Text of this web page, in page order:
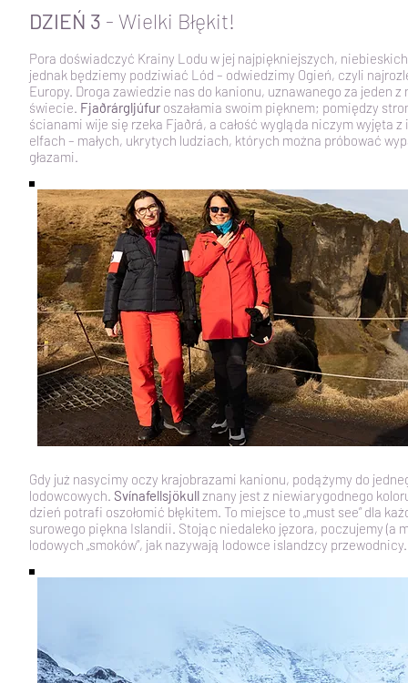
DZIEŃ 3 - Wielki Błękit!
Pora doświadczyć Krainy Lodu w jej najpiękniejszych,
jednak będziemy podziwiać Lód – odwiedzimy Ogień, czyli
Europy. Droga zawiedzie nas do kanionu, uznawanego za jeden
świecie. Fjaðrárgljúfur oszałamia swoim pięknem; pomiędzy
ścianami wije się rzeka Fjaðrá, a całość wygląda niczym wyjęta
elfach – małych, ukrytych ludziach, których można próbować
głazami.
Gdy już nasycimy oczy krajobrazami kanionu, podążymy do
lodowcowych. Svínafellsjökullznany jest z niewiarygodnego
dzień potrafi oszołomić błękitem. To miejsce to „must see” dla
surowego piękna Islandii. Stojąc niedaleko jęzora, poczujemy (a
lodowych „smoków”, jak nazywają lodowce islandzcy przewodnicy.